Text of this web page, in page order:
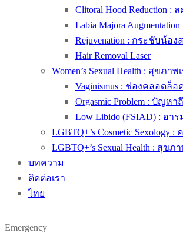
Clitoral Hood Reduction
Labia Majora
Rejuvenation : กระชับน้อง
Hair Removal Laser
Women’s Sexual Health : สุขภา
Vaginismus : ช่องคลอดล็อ
Orgasmic Problem : ปัญห
Low Libido (FSIAD) : อา
LGBTQ+’s Cosmetic Sexology
LGBTQ+’s Sexual Health : สุขภ
บทความ
ติดต่อเรา
ไทย
Emergency